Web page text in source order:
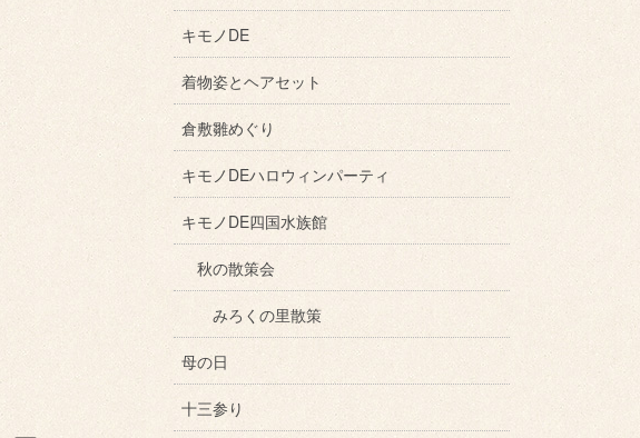
キモノDE
着物姿とヘアセット
倉敷雛めぐり
キモノDEハロウィンパーティ
キモノDE四国水族館
秋の散策会
みろくの里散策
母の日
十三参り